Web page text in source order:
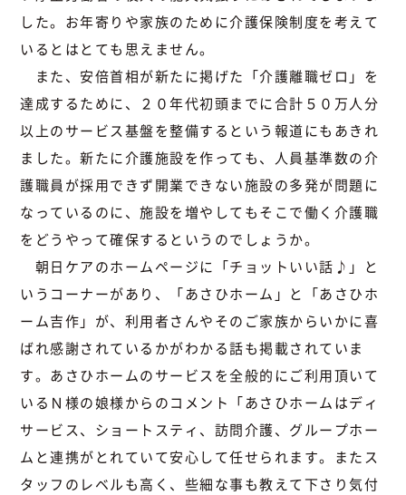
した。お年寄りや家族のために介護保険制度を考えて
いるとはとても思えません。
また、安倍首相が新たに掲げた「介護離職ゼロ」を
達成するために、２０年代初頭までに合計５０万人分
以上のサービス基盤を整備するという報道にもあきれ
ました。新たに介護施設を作っても、人員基準数の介
護職員が採用できず開業できない施設の多発が問題に
なっているのに、施設を増やしてもそこで働く介護職
をどうやって確保するというのでしょうか。
朝日ケアのホームページに「チョットいい話♪ 」と
いうコーナーがあり、「あさひホーム」と「あさひホ
ーム吉作」が、利用者さんやそのご家族からいかに喜
ばれ感謝されているかがわかる話も掲載されていま
す。あさひホームのサービスを全般的にご利用頂いて
いるＮ様の娘様からのコメント「あさひホームはディ
サービス、ショートスティ、訪問介護、グループホー
ムと連携がとれていて安心して任せられます。またス
タッフのレベルも高く、些細な事も教えて下さり気付